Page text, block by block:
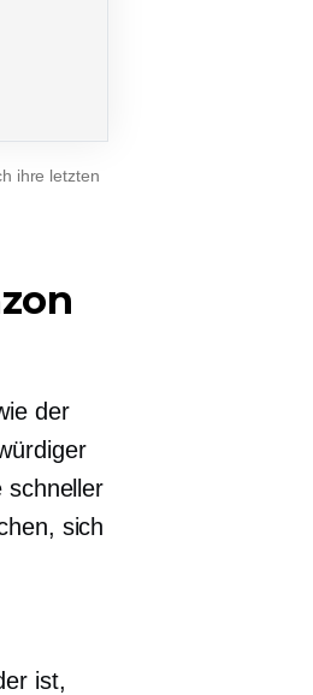
ihre letzten
der
schneller
sich
ist,